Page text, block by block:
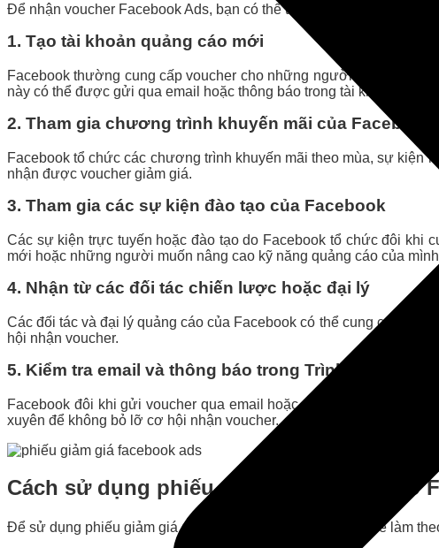
Để nhận voucher Facebook Ads, bạn có thể thực hiện các cách sau:
1. Tạo tài khoản quảng cáo mới
Facebook thường cung cấp voucher cho những người mới tạo tài
này có thể được gửi qua email hoặc thông báo trong tài khoản.
2. Tham gia chương trình khuyến mãi của Facebook
Facebook tổ chức các chương trình khuyến mãi theo mùa, sự kiện
nhận được voucher giảm giá.
3. Tham gia các sự kiện đào tạo của Facebook
Các sự kiện trực tuyến hoặc đào tạo do Facebook tổ chức đôi khi
mới hoặc những người muốn nâng cao kỹ năng quảng cáo của
4. Nhận từ các đối tác chiến lược hoặc đại lý
Các đối tác và đại lý quảng cáo của Facebook có thể cung cấp
hội nhận voucher.
5. Kiểm tra email và thông báo trong Trình Quản Lý
Facebook đôi khi gửi voucher qua email hoặc thông báo trong tài
xuyên để không bỏ lỡ cơ hội nhận voucher.
Cách sử dụng phiếu giảm giá quảng cáo
Để sử dụng phiếu giảm giá quảng cáo Facebook, bạn có thể làm